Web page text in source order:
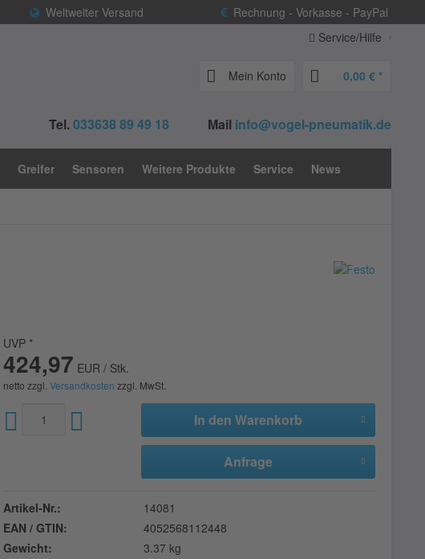
Weltweiter Versand
Rechnung - Vorkasse - PayPal
Service/Hilfe
Tel.033638 89 49 18 Mail info@vogel-pneumatik.de
Mein Konto 0,00 € *
Greifer Sensoren Weitere Produkte Service News
UVP *
424,97 EUR / Stk.
netto zzgl.Versandkosten zzgl. MwSt.
In den Warenkorb
Anfrage
Artikel-Nr.:
14081
EAN / GTIN:
4052568112448
Gewicht:
3.37 kg